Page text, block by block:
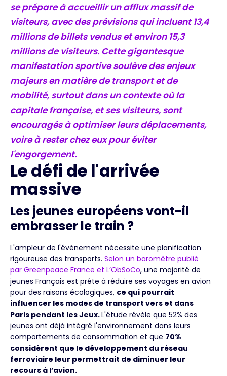
se prépare à accueillir un afflux massif de
visiteurs, avec des prévisions qui incluent 13,4
millions de billets vendus et environ 15,3
millions de visiteurs. Cette gigantesque
manifestation sportive soulève des enjeux
majeurs en matière de transport et de
mobilité, surtout dans un contexte où la
capitale française, et ses visiteurs, sont
encouragés à optimiser leurs déplacements,
voire à rester chez eux pour éviter
l'engorgement.
Le défi de l'arrivée
massive
Les jeunes européens vont-il
embrasser le train ?
L'ampleur de l'événement nécessite une planification
rigoureuse des transports. Selon un baromètre publié
par Greenpeace France et L’ObSoCo, une majorité de
jeunes Français est prête à réduire ses voyages en avion
pour des raisons écologiques, ce qui pourrait
influencer les modes de transport vers et dans
Paris pendant les Jeux.L'étude révèle que 52% des
jeunes ont déjà intégré l'environnement dans leurs
comportements de consommation et que 70%
considèrent que le développement du réseau
ferroviaire leur permettrait de diminuer leur
recours à l’avion.